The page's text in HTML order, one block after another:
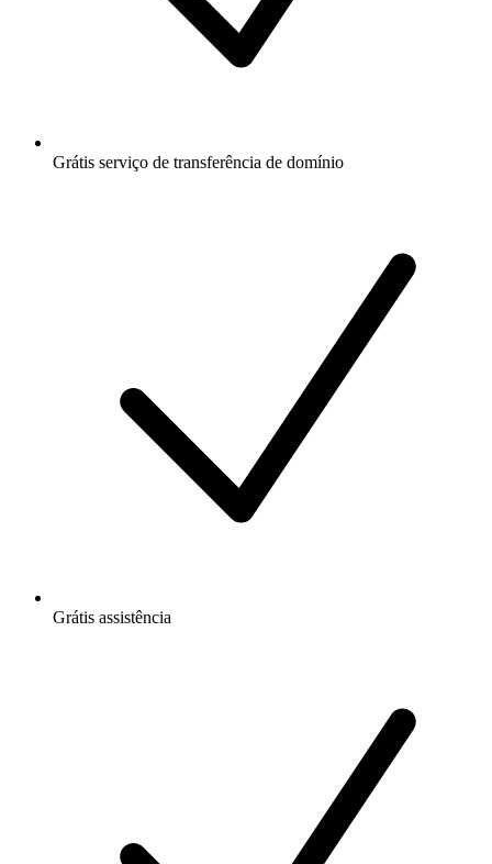
Grátis serviço de transferência de domínio
Grátis assistência